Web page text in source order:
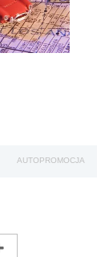
AUTOPROMOCJA